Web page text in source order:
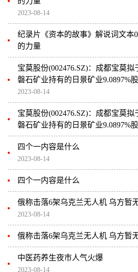
2023-08-14
纪录片《资本的故事》解说词文本
的力量
宝莫股份(002476.SZ)：成都宝莫
磐石矿业持有的日景矿业9.0897%
2023-08-14
宝莫股份(002476.SZ)：成都宝莫
磐石矿业持有的日景矿业9.0897%
四个一内容是什么
2023-08-14
四个一内容是什么
俄称击落6架乌克兰无人机 乌方暂
2023-08-14
俄称击落6架乌克兰无人机 乌方暂
中医药养生夜市人气火爆
2023-08-14